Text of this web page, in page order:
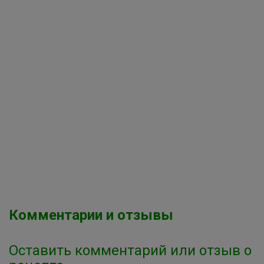
Комментарии и отзывы
Оставить комментарий или отзыв о